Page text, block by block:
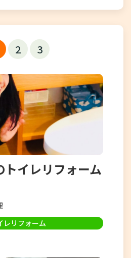
2 3
トイレリフォーム
レリフォーム